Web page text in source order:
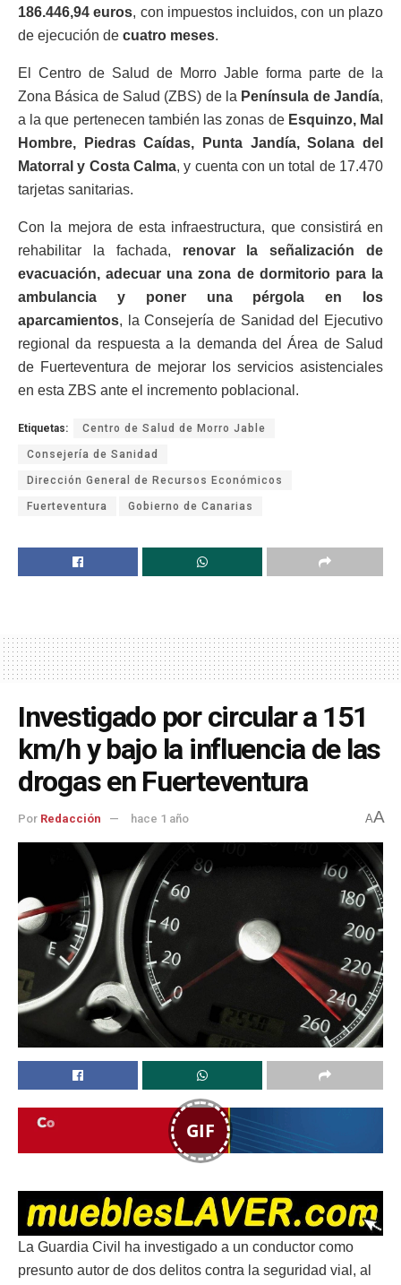
186.446,94 euros, con impuestos incluidos, con un plazo
de ejecución de cuatro meses.
El Centro de Salud de Morro Jable forma parte de la
Zona Básica de Salud (ZBS) de la Península de Jandía,
a la que pertenecen también las zonas de Esquinzo, Mal
Hombre, Piedras Caídas, Punta Jandía, Solana del
Matorral y Costa Calma, y cuenta con un total de 17.470
tarjetas sanitarias.
Con la mejora de esta infraestructura, que consistirá en
rehabilitar la fachada, renovar la señalización de
evacuación, adecuar una zona de dormitorio para la
ambulancia y poner una pérgola en los
aparcamientos, la Consejería de Sanidad del Ejecutivo
regional da respuesta a la demanda del Área de Salud
de Fuerteventura de mejorar los servicios asistenciales
en esta ZBS ante el incremento poblacional.
Etiquetas: Centro de Salud de Morro Jable
Consejería de Sanidad
Dirección General de Recursos Económicos
Fuerteventura Gobierno de Canarias
Investigado por circular a 151
km/h y bajo la influencia de las
drogas en Fuerteventura
Por Redacción hace 1 año AA
GIF
La Guardia Civil ha investigado a un conductor como
presunto autor de dos delitos contra la seguridad vial, al